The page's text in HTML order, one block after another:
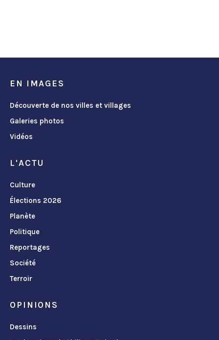
EN IMAGES
Découverte de nos villes et villages
Galeries photos
Vidéos
L'ACTU
Culture
Élections 2026
Planète
Politique
Reportages
Société
Terroir
OPINIONS
Dessins